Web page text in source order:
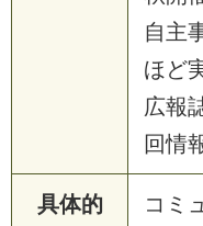
自主
ほど
広報
回情
具体的
コミ